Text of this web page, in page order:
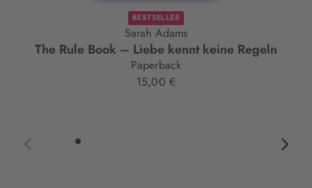
BESTSELLER
Sarah Adams
The Rule Book – Liebe kennt keine Regeln
Paperback
15,00 €